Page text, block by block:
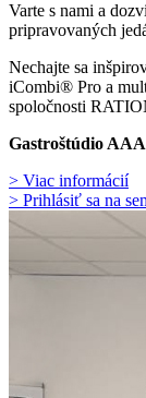
Varte s nami a
pripravovaných
Nechajte sa
iCombi® Pro a
spoločnosti
Gastroštúdio
> Viac informácií
> Prihlásiť sa na